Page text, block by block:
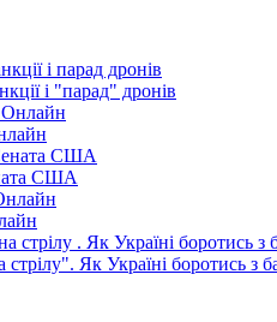
і "парад" дронів
США
Як Україні боротись з